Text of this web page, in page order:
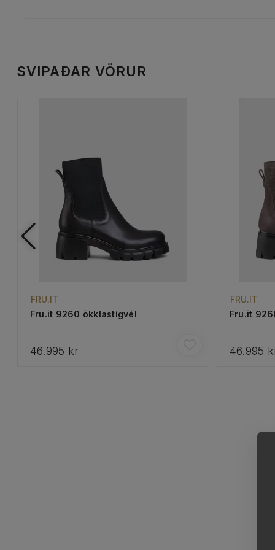
SVIPAÐAR VÖRUR
FRU.IT
Fru.it 9260 ökklastígvél
46.995 kr
FRU.IT
Fru.it
46.995